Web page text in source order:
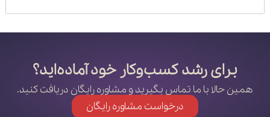
برای رشد کسب‌وکار خود آماده‌اید؟
همین حالا با ما تماس بگیرید و مشاوره رایگان دریافت کنید.
درخواست مشاوره رایگان